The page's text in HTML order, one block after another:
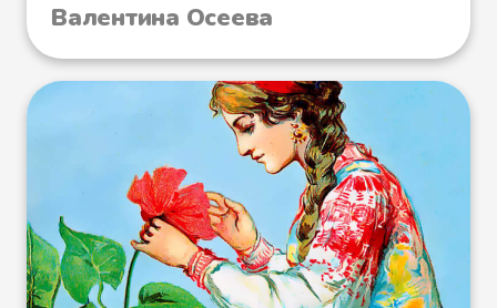
Валентина Осеева